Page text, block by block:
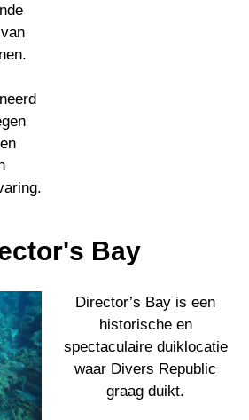
Bay
Director’s Bay is een
historische en
spectaculaire duiklocatie
waar Divers Republic
graag duikt.